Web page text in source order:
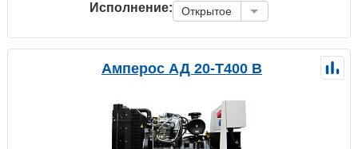
Исполнение: Открытое
Амперос АД 20-Т400 B